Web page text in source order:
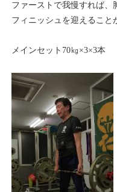
ファーストで我慢すれば、
フィニッシュを迎えること
メインセット70㎏×3×3本